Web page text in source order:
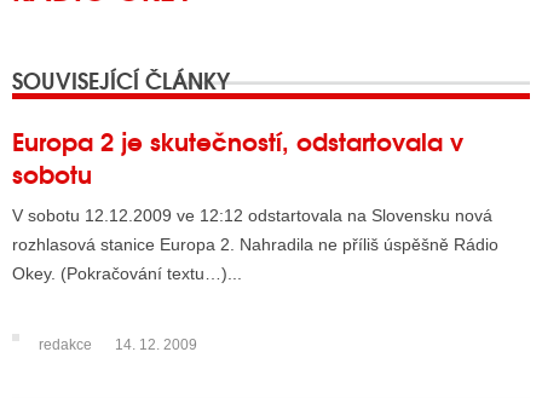
RADIA
RÁDIÍ
VYSÍLAČE
SOUVISEJÍCÍ ČLÁNKY
Europa 2 je skutečností, odstartovala v
sobotu
V sobotu 12.12.2009 ve 12:12 odstartovala na Slovensku nová
rozhlasová stanice Europa 2. Nahradila ne příliš úspěšně Rádio
Okey. (Pokračování textu…)...
redakce 14. 12. 2009